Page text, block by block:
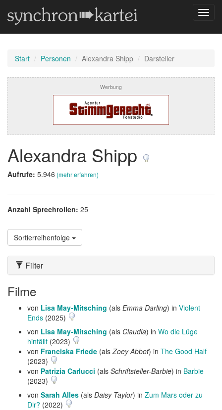
Start Personen Alexandra Shipp Darsteller
Werbung
Alexandra Shipp
Aufrufe: 5.946 (mehr erfahren)
Anzahl Sprechrollen: 25
Sortierreihenfolge
Filter
Filme
von Lisa May-Mitsching (als Emma Darling) in Violent
Ends (2025)
von Lisa May-Mitsching (als Claudia) in Wo die Lüge
hinfällt (2023)
von Franciska Friede (alsZoey Abbot) in The Good Half
(2023)
von Patrizia Carlucci (als Schriftsteller-Barbie) in Barbie
(2023)
von Sarah Alles (als Daisy Taylor) in Zum Mars oder zu
Dir? (2022)